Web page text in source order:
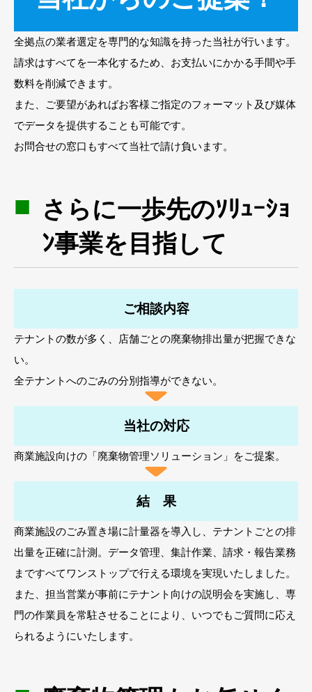
全拠点の業者選定を専門的な知識を持った当社が行います。
請求はすべてを一本化するため、お支払いにかかる手間や手
数料を削減できます。
また、ご要望があればお客様ご指定のフォーマット及び媒体
でデータを提供することも可能です。
お問合せの窓口もすべて当社で請け負います。
さらに一歩先のｿﾘｭｰｼｮ
ﾝ事業を目指して
ご相談内容
テナントの数が多く、店舗ごとの廃棄物排出量が把握できな
い。
全テナントへのごみの分別指導ができない。
当社の対応
商業施設向けの「廃棄物管理ソリューション」をご提案。
結 果
商業施設のごみ置き場に計量器を導入し、テナントごとの排
出量を正確に計測。データ管理、集計作業、請求・報告業務
まですべてワンストップで行える環境を実現いたしました。
また、担当営業が事前にテナント向けの説明会を実施し、専
門の作業員を常駐させることにより、いつでもご質問に応え
られるようにいたします。